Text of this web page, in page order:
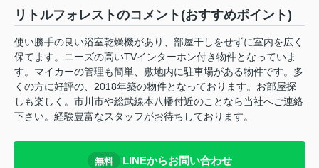
リトルフォレストのコメント(おすすめポイント)
使い勝手の良い浴室乾燥機があり、部屋干しをせずに室内を広く
保てます。ニーズの高いTVインターホン付き物件となっていま
す。マイカーの管理も簡単、敷地内に駐車場がある物件です。多
くの方に好評の、2018年築の物件となっております。お部屋探
しも楽しく。市川市や総武線本八幡付近のことなら当社へご連絡
下さい。経験豊富なスタッフがお待ちしております。
無料 LINEからお問い合わせ